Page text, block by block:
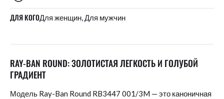
ДЛЯ КОГОДля женщин, Для мужчин
RAY-BAN ROUND: ЗОЛОТИСТАЯ ЛЕГКОСТЬ И ГОЛУБОЙ
ГРАДИЕНТ
Модель Ray-Ban Round RB3447 001/3M — это каноничная